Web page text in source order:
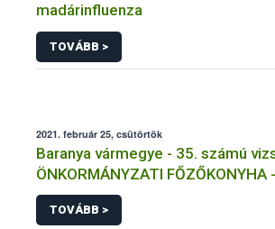
madárinfluenza
TOVÁBB >
2021. február 25, csütörtök
Baranya vármegye - 35. számú
ÖNKORMÁNYZATI FŐZŐKONYHA
TOVÁBB >